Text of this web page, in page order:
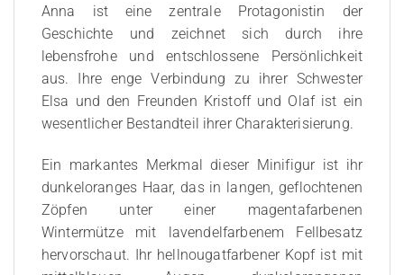
Anna ist eine zentrale Protagonistin der
Geschichte und zeichnet sich durch ihre
lebensfrohe und entschlossene Persönlichkeit
aus. Ihre enge Verbindung zu ihrer Schwester
Elsa und den Freunden Kristoff und Olaf ist ein
wesentlicher Bestandteil ihrer Charakterisierung.
Ein markantes Merkmal dieser Minifigur ist ihr
dunkeloranges Haar, das in langen, geflochtenen
Zöpfen unter einer magentafarbenen
Wintermütze mit lavendelfarbenem Fellbesatz
hervorschaut. Ihr hellnougatfarbener Kopf ist mit